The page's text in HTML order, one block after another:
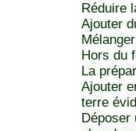
Réduire
Ajouter
Hors du
La
Ajouter
terre
Déposer